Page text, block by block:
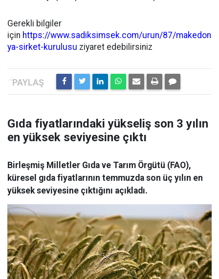
Gerekli bilgiler
için https://www.sadiksimsek.com/urun/87/makedon
ya-sirket-kurulusu ziyaret edebilirsiniz
Gıda fiyatlarındaki yükseliş son 3 yılın
en yüksek seviyesine çıktı
Birleşmiş Milletler Gıda ve Tarım Örgütü (FAO),
küresel gıda fiyatlarının temmuzda son üç yılın en
yüksek seviyesine çıktığını açıkladı.